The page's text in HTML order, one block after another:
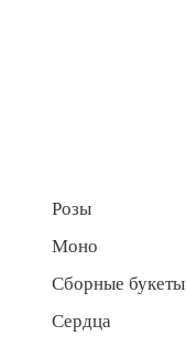
Розы
Моно
Сборные букеты
Сердца